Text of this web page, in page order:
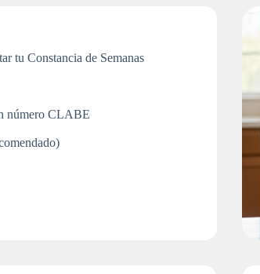
tu Constancia de Semanas
número CLABE